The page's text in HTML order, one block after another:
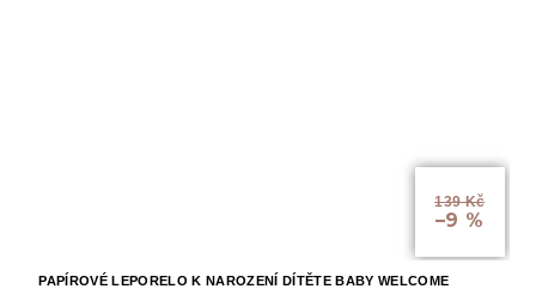
139 Kč
–9 %
PAPÍROVÉ LEPORELO K NAROZENÍ DÍTĚTE BABY WELCOME